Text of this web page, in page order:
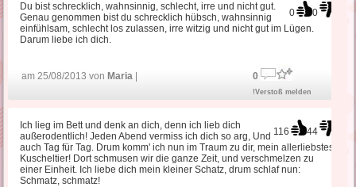
0 0
Du bist schrecklich, wahnsinnig, schlecht, irre und nicht gut.
Genau genommen bist du schrecklich hübsch, wahnsinnig
einfühlsam, schlecht los zulassen, irre witzig und nicht gut im Lügen.
Darum liebe ich dich.
am 25/08/2013 von Maria 0
!Verstoß melden
116 44
Ich lieg im Bett und denk an dich, denn ich lieb dich
außerodentlich! Jeden Abend vermiss ich dich so arg, Und
auch Tag für Tag. Drum komm' ich nun im Traum zu dir, mein allerliebstes
Kuscheltier! Dort schmusen wir die ganze Zeit, und verschmelzen zu
einer Einheit. Ich liebe dich mein kleiner Schatz, drum schlaf nun:
Schmatz, schmatz!